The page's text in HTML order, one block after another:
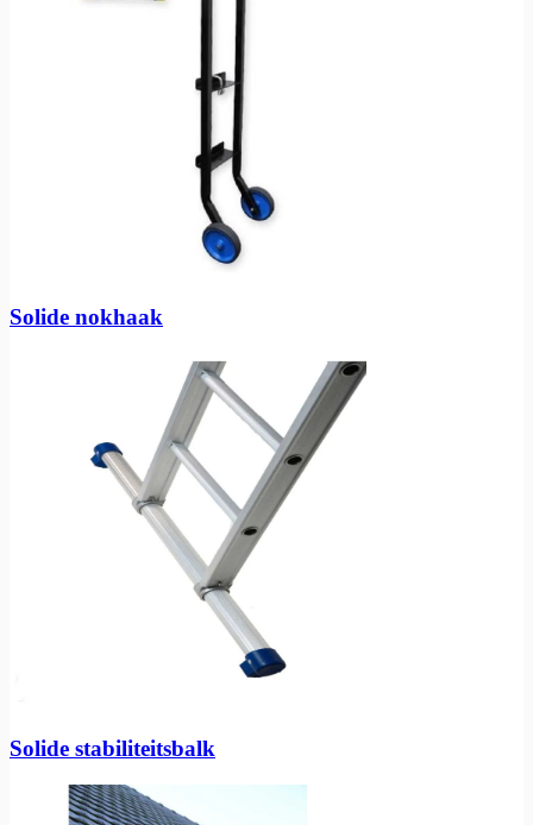
Solide nokhaak
Solide stabiliteitsbalk